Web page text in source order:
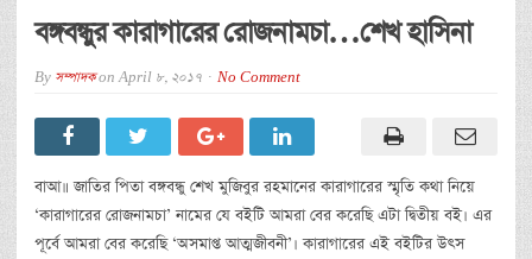
বঙ্গবন্ধুর কারাগারের রোজনামচা…শেখ হাসিনা
By সম্পাদকonApril 8, 2017 No Comment
বাআ॥ জাতির পিতা বঙ্গবন্ধু শেখ মুজিবুর রহমানের কারাগারের স্মৃতি কথা নিয়ে
‘কারাগারের রোজনামচা’ নামের যে বইটি আমরা বের করেছি এটা দ্বিতীয় বই। এর
পূর্বে আমরা বের করেছি ‘অসমাপ্ত আত্মজীবনী’। কারাগারের এই বইটির উৎস